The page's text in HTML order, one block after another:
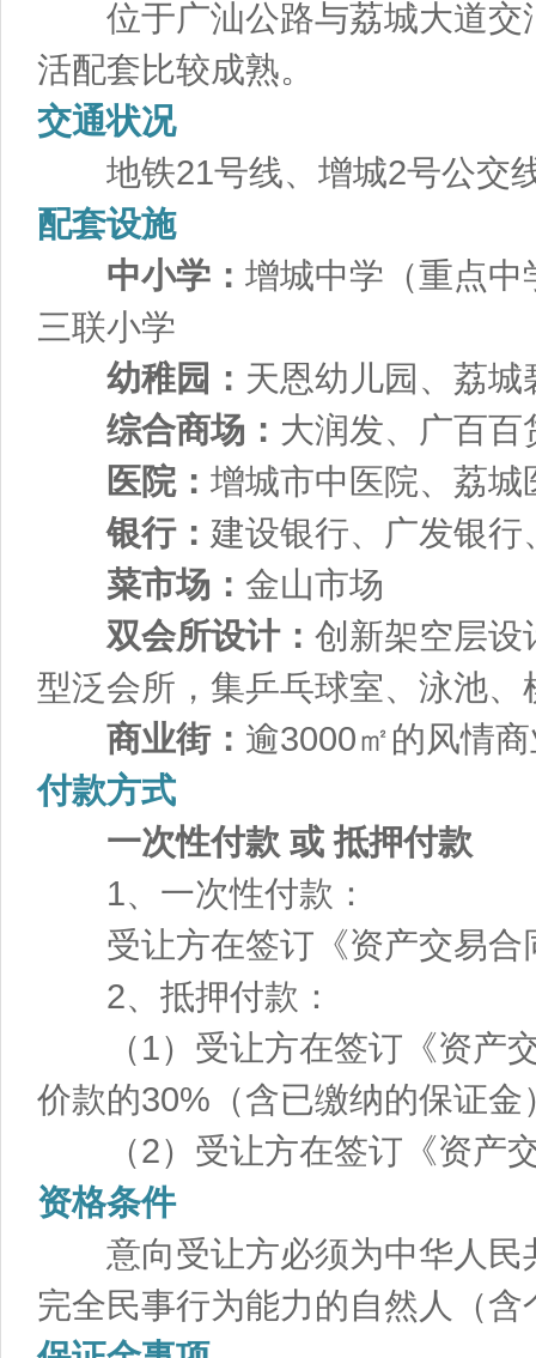
位于广汕公路与荔城大道交
活配套比较成熟。
交通状况
地铁21号线、增城2号公交线
配套设施
中小学： 增城中学（重点
三联小学
幼稚园： 天恩幼儿园、荔
综合商场： 大润发、广百
医院： 增城市中医院、荔
银行： 建设银行、广发银
菜市场： 金山市场
双会所设计： 创新架空层设
型泛会所，集乒乓球室、泳池
商业街： 逾3000㎡的风情
付款方式
一次性付款 或 抵押付款
1、一次性付款：
受让方在签订《资产交易合
2、抵押付款：
（1）受让方在签订《资产交
价款的30%（含已缴纳的保证金
（2）受让方在签订《资产交
资格条件
意向受让方必须为中华人民
完全民事行为能力的自然人（